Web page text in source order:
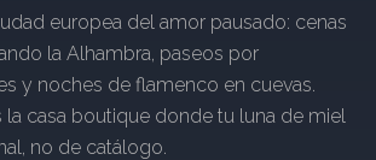
europea del amor pausado: cenas
la Alhambra, paseos por
y noches de flamenco en cuevas.
la casa boutique donde tu luna de miel
no de catálogo.